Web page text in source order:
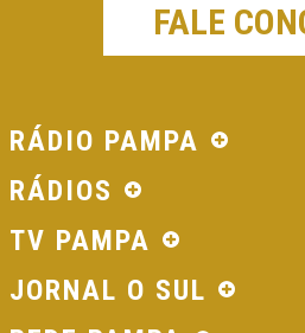
FALE
RÁDIO PAMPA
RÁDIOS
TV PAMPA
JORNAL O SUL